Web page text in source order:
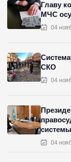
04
Главу
МЧС
04
СКО
04